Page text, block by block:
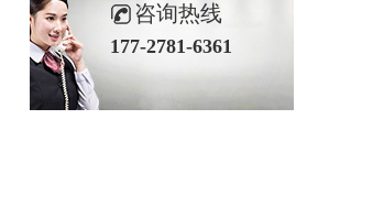
咨询热线
177-2781-6361